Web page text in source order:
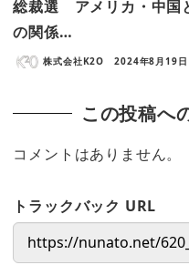
総裁選 アメリカ・中国
の関係…
株式会社K2O 2024年8月19日
この投稿へ
コメントはありません。
トラックバック URL